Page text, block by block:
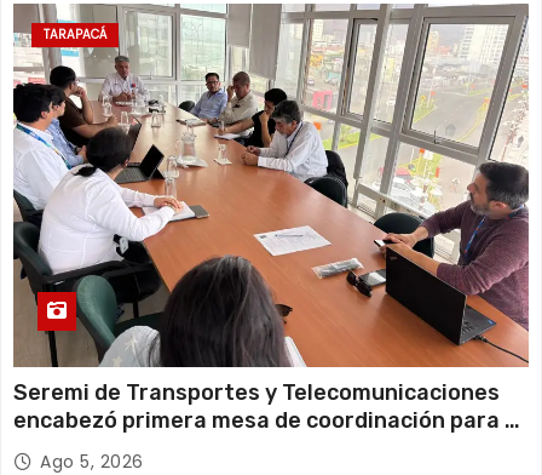
11 de agosto
Martes 20°C 18°C
12 de agosto
Miércoles 21°C 18°C
TARAPACÁ
Seremi de Transportes y Telecomunicaciones
encabezó primera mesa de coordinación para el
retiro de cables en desuso en Iquique
Ago 5, 2026